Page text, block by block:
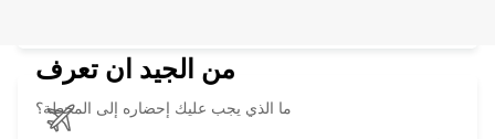
من الجيد ان تعرف
ما الذي يجب عليك إحضاره إلى المحطة؟